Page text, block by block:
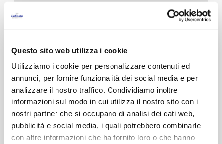
Questo sito web utilizza i cookie
Utilizziamo i cookie per personalizzare contenuti ed
annunci, per fornire funzionalità dei social media e per
analizzare il nostro traffico. Condividiamo inoltre
informazioni sul modo in cui utilizza il nostro sito con i
nostri partner che si occupano di analisi dei dati web,
pubblicità e social media, i quali potrebbero combinarle
con altre informazioni che ha fornito loro o che hanno